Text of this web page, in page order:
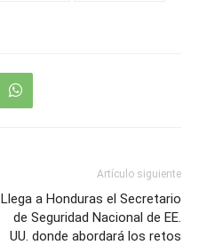
Artículo siguiente
Llega a Honduras el Secretario
de Seguridad Nacional de EE.
UU. donde abordará los retos